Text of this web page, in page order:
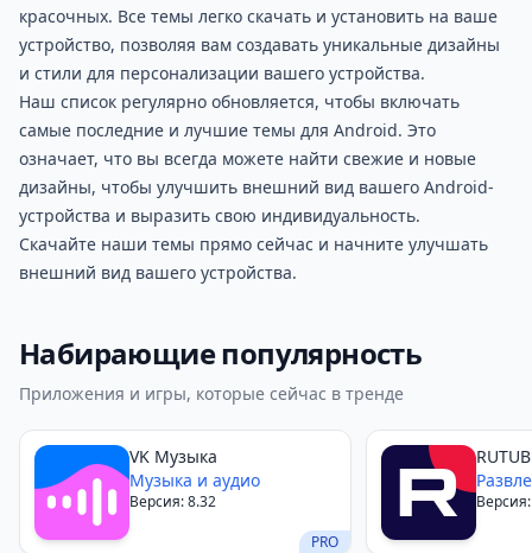
красочных. Все темы легко скачать и установить на ваше
устройство, позволяя вам создавать уникальные дизайны
и стили для персонализации вашего устройства.
Наш список регулярно обновляется, чтобы включать
самые последние и лучшие темы для Android. Это
означает, что вы всегда можете найти свежие и новые
дизайны, чтобы улучшить внешний вид вашего Android-
устройства и выразить свою индивидуальность.
Скачайте наши темы прямо сейчас и начните улучшать
внешний вид вашего устройства.
Набирающие популярность
Приложения и игры, которые сейчас в тренде
VK Музыка
Музыка и аудио
Версия: 8.32
PRO